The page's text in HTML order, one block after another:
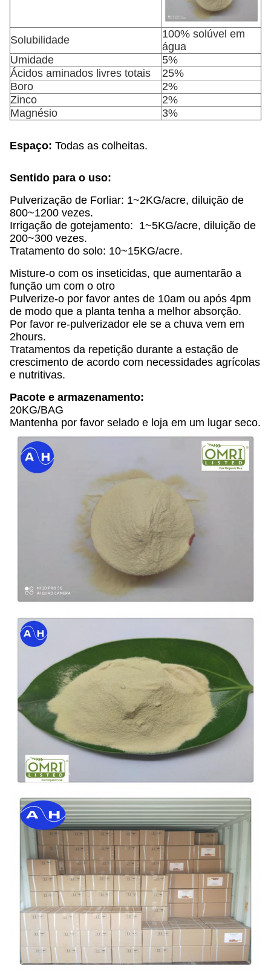
Solubilidade
100% solúvel em
água
Umidade
5%
Ácidos aminados livres totais
25%
Boro
2%
Zinco
2%
Magnésio
3%
Espaço: Todas as colheitas.
Sentido para o uso:
Pulverização de Forliar: 1~2KG/acre, diluição de
800~1200 vezes.
Irrigação de gotejamento: 1~5KG/acre, diluição de
200~300 vezes.
Tratamento do solo: 10~15KG/acre.
Misture-o com os inseticidas, que aumentarão a
função um com o otro
Pulverize-o por favor antes de 10am ou após 4pm
de modo que a planta tenha a melhor absorção.
Por favor re-pulverizador ele se a chuva vem em
2hours.
Tratamentos da repetição durante a estação de
crescimento de acordo com necessidades agrícolas
e nutritivas.
Pacote e armazenamento:
20KG/BAG
Mantenha por favor selado e loja em um lugar seco.